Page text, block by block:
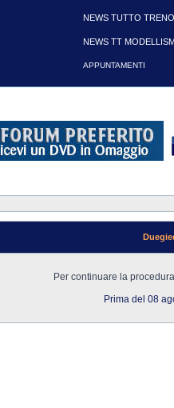
Per continuare la
Prima del 08
NEWS TUTTO
NEWS TT
APPUNTAMENTI